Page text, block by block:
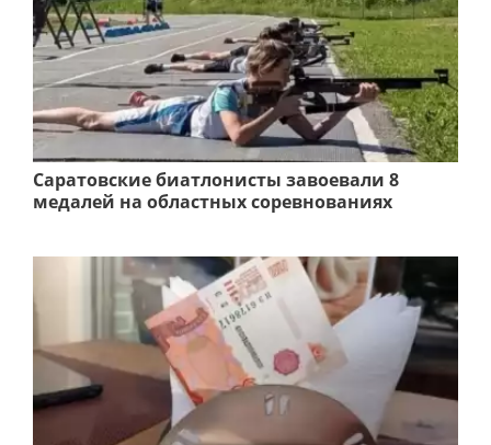
Саратовские биатлонисты завоевали 8
медалей на областных соревнованиях